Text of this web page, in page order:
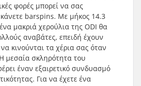
φορές μπορεί να σας
barspins. Με μήκος 14.3
μακριά χερούλια της ODI θα
αναβάτες, επειδή έχουν
κινούνται τα χέρια σας όταν
μεσαία σκληρότητα του
έναν εξαιρετικό συνδυασμό
Για να έχετε ένα